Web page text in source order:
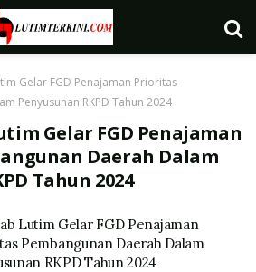
Gelar FGD Penajaman Prioritas
Penyusunan RKPD Tahun 2024
Gelar FGD Penajaman
Daerah Dalam
Tahun 2024
Lutim Gelar FGD Penajaman
Pembangunan Daerah Dalam
RKPD Tahun 2024